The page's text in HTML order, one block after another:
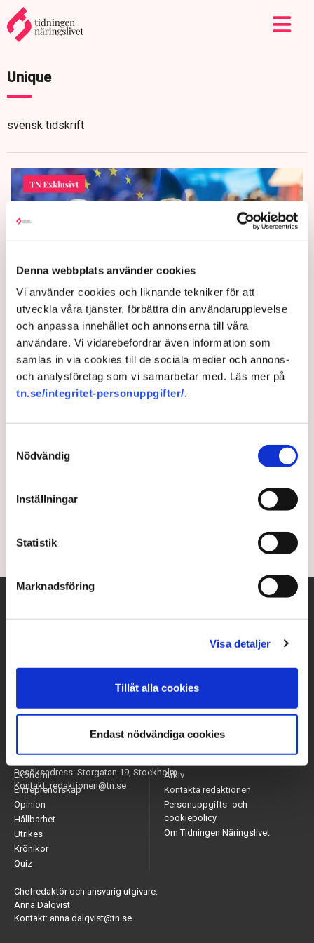
Denna webbplats använder cookies
Vi använder cookies och liknande tekniker för att
utveckla våra tjänster, förbättra din användarupplevelse
och anpassa innehållet och annonserna till våra
användare. Vi vidarebefordrar även information som
samlas in via cookies till de sociala medier och annons-
och analysföretag som vi samarbetar med. Läs mer på
tn.se/integritet-personuppgifter/.
Nödvändig
Inställningar
Statistik
Marknadsföring
Visa detaljer
Tillåt alla cookies
Endast nödvändiga cookies
Unique
svensk tidskrift
”En stark inre marknad är
EU:s USP”
färdigutvecklad. ”Den inre marknaden är aldrig klar.
Europa rikare och mer stabilt. Men vi kan sedan inte
säger Anna Stellinger, chef för internationella och EU
frågor Svenskt Näringsliv.
Besöksadress: Storgatan 19, Stockholm
Kontakt: redaktionen@tn.se
Ekonomi
Entreprenörskap
Opinion
Hållbarhet
Utrikes
Krönikor
Quiz
Arkiv
Kontakta redaktionen
Personuppgifts- och
cookiepolicy
Om Tidningen Näringslivet
Chefredaktör och ansvarig utgivare:
Anna Dalqvist
Kontakt: anna.dalqvist@tn.se